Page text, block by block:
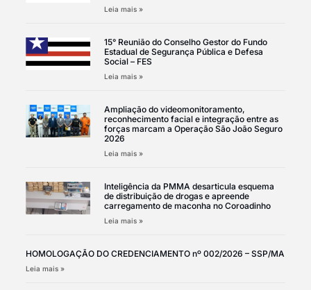
Leia mais »
15° Reunião do Conselho Gestor do Fundo
Estadual de Segurança Pública e Defesa
Social – FES
Leia mais »
Ampliação do videomonitoramento,
reconhecimento facial e integração entre as
forças marcam a Operação São João Seguro
2026
Leia mais »
Inteligência da PMMA desarticula esquema
de distribuição de drogas e apreende
carregamento de maconha no Coroadinho
Leia mais »
HOMOLOGAÇÃO DO CREDENCIAMENTO nº 002/2026 – SSP/MA
Leia mais »